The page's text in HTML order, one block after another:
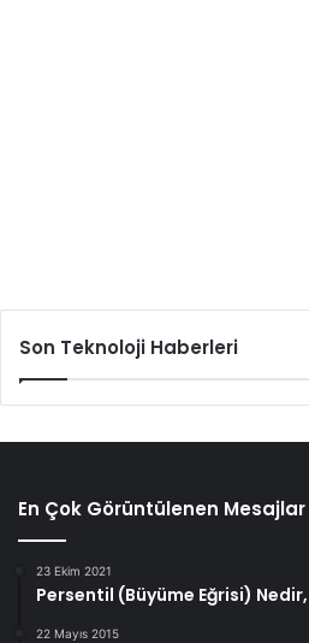
Son Teknoloji Haberleri
En Çok Görüntülenen Mesajlar
23 Ekim 2021
Persentil (Büyüme Eğrisi) Nedir,
22 Mayıs 2015